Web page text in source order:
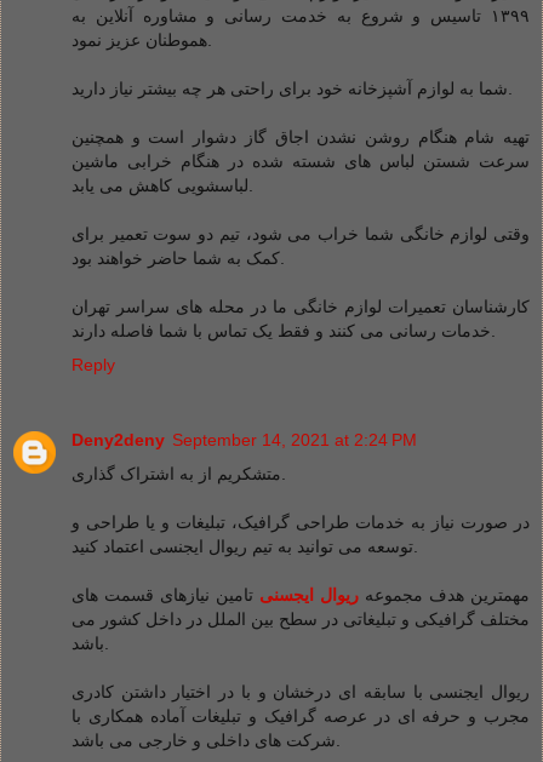
۱۳۹۹ تاسیس و شروع به خدمت رسانی و مشاوره آنلاین به
تهیه شام ​​هنگام روشن نشدن اجاق گاز دشوار است و همچنین
سرعت شستن لباس های شسته شده در هنگام خرابی ماشین
وقتی لوازم خانگی شما خراب می شود، تیم دو سوت تعمیر برای
کارشناسان تعمیرات لوازم خانگی ما در محله های سراسر تهران
Reply
Deny2deny September 14, 2021 at 2:24 PM
در صورت نیاز به خدمات طراحی گرافیک، تبلیغات و یا طراحی و
مهمترین هدف مجموعه ریوال ایجسنی تامین نیازهای قسمت های
مختلف گرافیکی و تبلیغاتی در سطح بین الملل در داخل کشور می
ریوال ایجنسی با سابقه ای درخشان و با در اختیار داشتن کادری
مجرب و حرفه ای در عرصه گرافیک و تبلیغات آماده همکاری با